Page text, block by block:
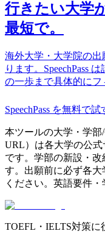
行きたい大学
最短で。
海外大学・大学院の出
ります。SpeechPass
の一歩まで具体的にフ
SpeechPass を無料で試
本ツールの大学・学
URL）は各大学の公
です。学部の新設・
す。出願前に必ず各
ください。英語要件
TOEFL・IELTS対策